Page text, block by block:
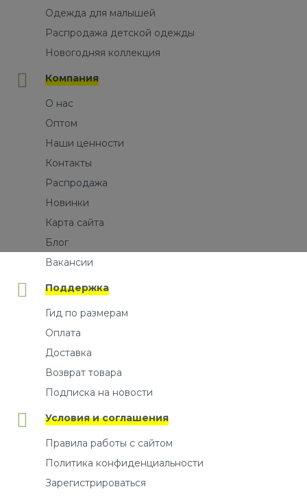
Одежда для малышей
Распродажа детской одежды
Новогодняя коллекция
Компания
О нас
Оптом
Наши ценности
Контакты
Распродажа
Новинки
Карта сайта
Блог
Вакансии
Поддержка
Гид по размерам
Оплата
Доставка
Возврат товара
Подписка на новости
Условия и соглашения
Правила работы с сайтом
Политика конфиденциальности
Зарегистрироваться